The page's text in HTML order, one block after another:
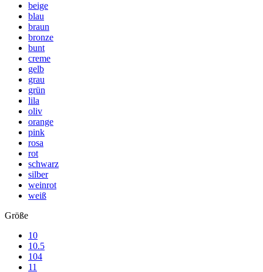
beige
blau
braun
bronze
bunt
creme
gelb
grau
grün
lila
oliv
orange
pink
rosa
rot
schwarz
silber
weinrot
weiß
Größe
10
10.5
104
11